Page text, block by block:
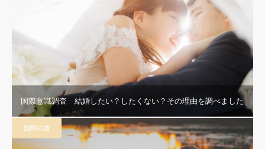
国際意識調査 結婚したい？したくない？その理由を調べました
国際結婚